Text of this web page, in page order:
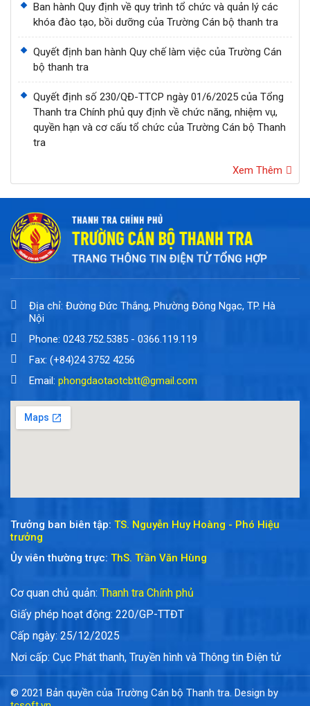
Ban hành Quy định về quy trình tổ chức và quản lý các
khóa đào tạo, bồi dưỡng của Trường Cán bộ thanh tra
Quyết định ban hành Quy chế làm việc của Trường Cán
bộ thanh tra
Quyết định số 230/QĐ-TTCP ngày 01/6/2025 của Tổng
Thanh tra Chính phủ quy định về chức năng, nhiệm vụ,
quyền hạn và cơ cấu tổ chức của Trường Cán bộ Thanh
tra
Xem Thêm
Địa chỉ: Đường Đức Thắng, Phường Đông Ngạc, TP. Hà
Nội
Phone: 0243.752.5385 - 0366.119.119
Fax: (+84)24 3752 4256
Email: phongdaotaotcbtt@gmail.com
Trưởng ban biên tập: TS. Nguyễn Huy Hoàng - Phó Hiệu
trưởng
Ủy viên thường trực: ThS. Trần Văn Hùng
Cơ quan chủ quản: Thanh tra Chính phủ
Giấy phép hoạt động: 220/GP-TTĐT
Cấp ngày: 25/12/2025
Nơi cấp: Cục Phát thanh, Truyền hình và Thông tin Điện tử
© 2021 Bản quyền của Trường Cán bộ Thanh tra. Design by